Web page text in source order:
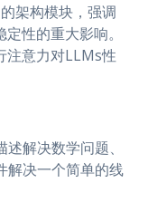
架构模块，强调
性的重大影响。
注意力对LLMs性
解决数学问题、
解决一个简单的线